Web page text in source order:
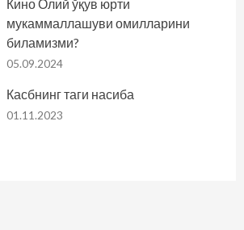
Кино Олий ўқув юрти
мукаммаллашуви омилларини
биламизми?
05.09.2024
Касбнинг таги насиба
01.11.2023